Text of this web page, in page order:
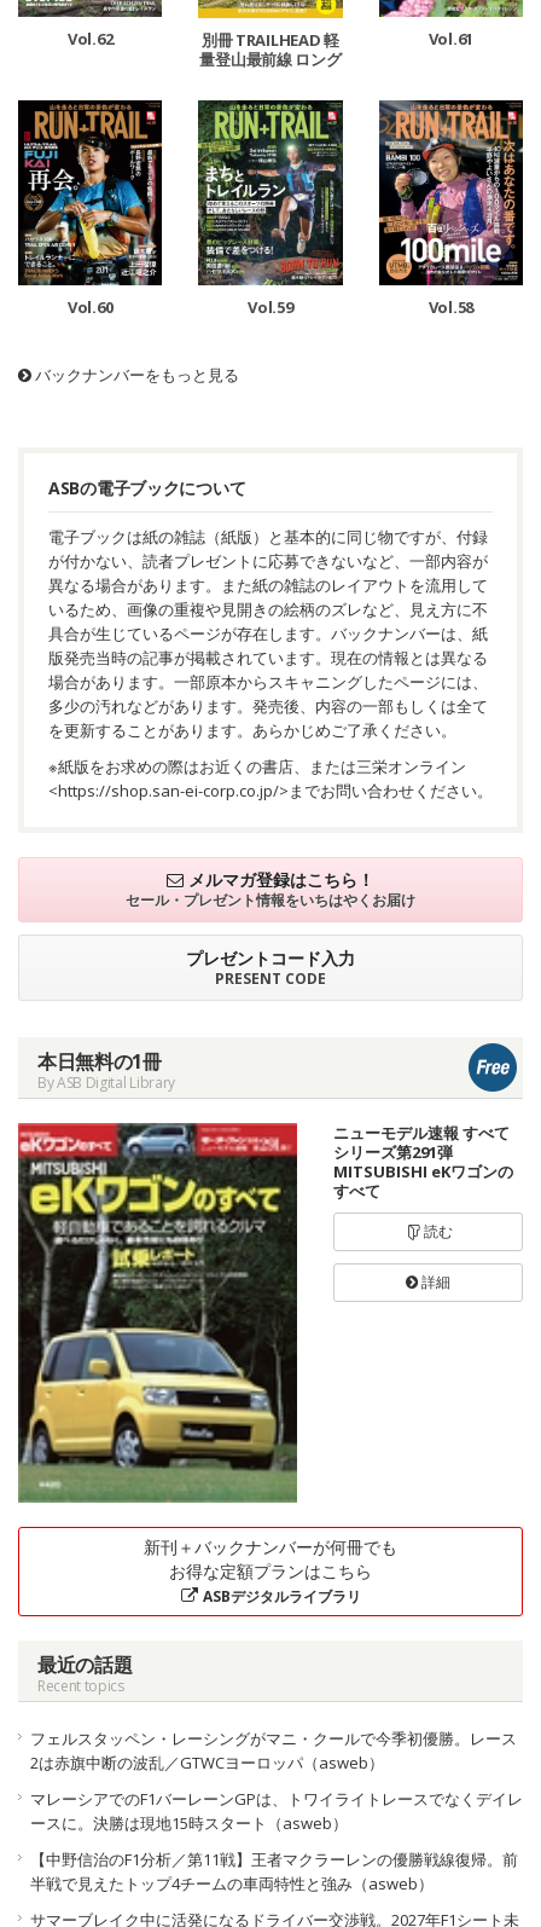
Vol.62
別冊 TRAILHEAD 軽
量登山最前線 ロング
Vol.61
Vol.60 Vol.59 Vol.58
バックナンバーをもっと見る
ASBの電子ブックについて
電子ブックは紙の雑誌（紙版）と基本的に同じ物ですが、付録
が付かない、読者プレゼントに応募できないなど、一部内容が
異なる場合があります。また紙の雑誌のレイアウトを流用して
いるため、画像の重複や見開きの絵柄のズレなど、見え方に不
具合が生じているページが存在します。バックナンバーは、紙
版発売当時の記事が掲載されています。現在の情報とは異なる
場合があります。一部原本からスキャニングしたページには、
多少の汚れなどがあります。発売後、内容の一部もしくは全て
を更新することがあります。あらかじめご了承ください。
※紙版をお求めの際はお近くの書店、または三栄オンライン
<https://shop.san-ei-corp.co.jp/>までお問い合わせください。
メルマガ登録はこちら！
セール・プレゼント情報をいちはやくお届け
プレゼントコード入力
PRESENT CODE
本日無料の1冊
By ASB Digital Library
ニューモデル速報 すべて
シリーズ第291弾
MITSUBISHI eKワゴンの
すべて
読む
詳細
新刊＋バックナンバーが何冊でも
お得な定額プランはこちら
ASBデジタルライブラリ
最近の話題
Recent topics
フェルスタッペン・レーシングがマニ・クールで今季初優勝。レース
2は赤旗中断の波乱／GTWCヨーロッパ（asweb）
マレーシアでのF1バーレーンGPは、トワイライトレースでなくデイレ
ースに。決勝は現地15時スタート（asweb）
【中野信治のF1分析／第11戦】王者マクラーレンの優勝戦線復帰。前
半戦で見えたトップ4チームの車両特性と強み（asweb）
サマーブレイク中に活発になるドライバー交渉戦。2027年F1シート未